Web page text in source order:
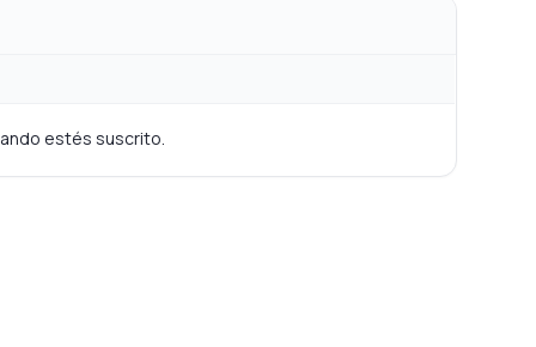
estés suscrito.